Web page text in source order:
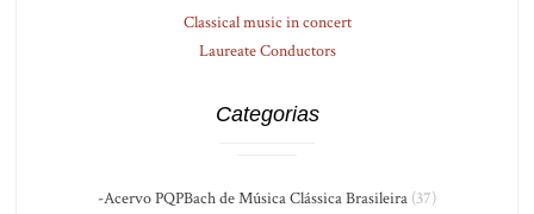
Classical music in concert
Laureate Conductors
Categorias
-Acervo PQPBach de Música Clássica Brasileira (37)